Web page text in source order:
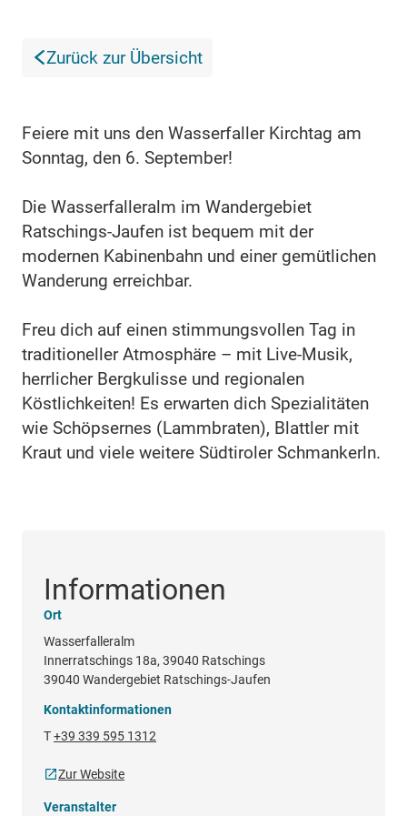
Zurück zur Übersicht
Feiere mit uns den Wasserfaller Kirchtag am
Sonntag, den 6. September!
Die Wasserfalleralm im Wandergebiet
Ratschings-Jaufen ist bequem mit der
modernen Kabinenbahn und einer gemütlichen
Wanderung erreichbar.
Freu dich auf einen stimmungsvollen Tag in
traditioneller Atmosphäre – mit Live-Musik,
herrlicher Bergkulisse und regionalen
Köstlichkeiten! Es erwarten dich Spezialitäten
wie Schöpsernes (Lammbraten), Blattler mit
Kraut und viele weitere Südtiroler Schmankerln.
Informationen
Ort
Wasserfalleralm
Innerratschings 18a, 39040 Ratschings
39040 Wandergebiet Ratschings-Jaufen
Kontaktinformationen
T+39 339 595 1312
Zur Website
Veranstalter